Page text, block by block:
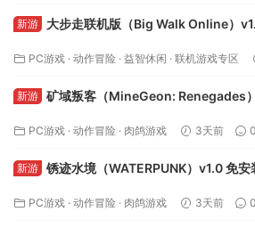
新游
大步走联机版（Big Walk Online）
PC游戏 · 动作冒险 · 益智休闲 · 联机游戏专区
新游 矿域叛客（MineGeon: Renegades
PC游戏 · 动作冒险 · 肉鸽游戏 3天前 0
新游 锈迹水境（WATERPUNK）v1.0 免
PC游戏 · 动作冒险 · 肉鸽游戏 3天前 0